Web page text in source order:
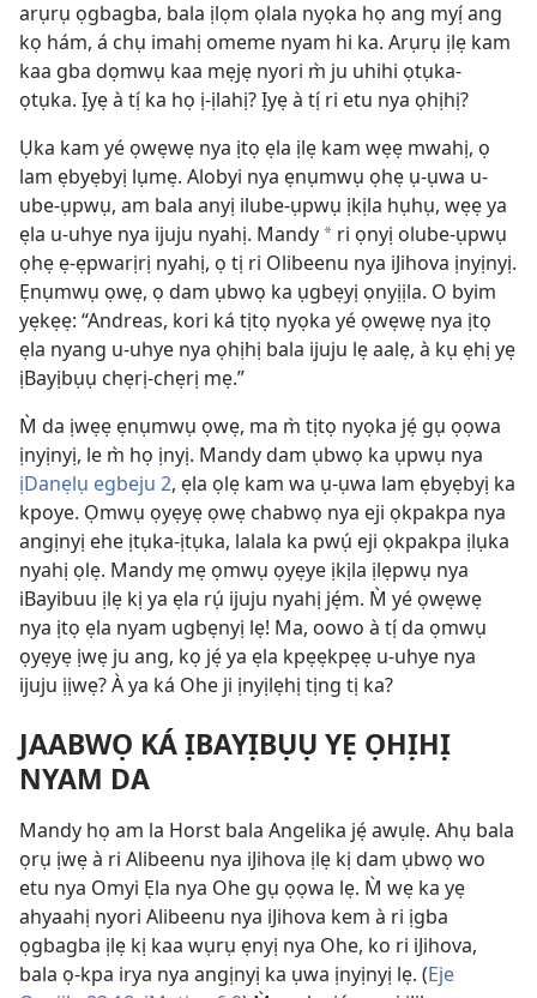
arụrụ ọgbagba, bala ịlọm ọlala nyọka họ ang myị́ ang
kọ hám, á chụ imahị omeme nyam hi ka. Arụrụ ịlẹ kam
kaa gba dọmwụ kaa mẹjẹ nyori m̀ ju uhihi ọtụka-
ọtụka. Ịyẹ à tị́ ka họ ị-ịlahị? Ịyẹ à tị́ ri etu nya ọhịhị?
Ụka kam yé ọwẹwẹ nya ịtọ ẹla ịlẹ kam wẹẹ mwahị, ọ
lam ẹbyẹbyị lụmẹ. Alobyi nya ẹnụmwụ ọhẹ ụ-ụwa u-
ube-ụpwụ, am bala anyị ilube-ụpwụ ịkịla hụhụ, wẹẹ ya
ẹla u-uhye nya ijuju nyahị. Mandy * ri ọnyị olube-ụpwụ
ọhẹ ẹ-ẹpwarịrị nyahị, ọ tị ri Olibeenu nya iJihova ịnyịnyị.
Ẹnụmwụ ọwẹ, ọ dam ụbwọ ka ụgbẹyị ọnyịịla. O byim
yẹkẹẹ: “Andreas, kori ká tịtọ nyọka yé ọwẹwẹ nya ịtọ
ẹla nyang u-uhye nya ọhịhị bala ijuju lẹ aalẹ, à kụ ẹhị yẹ
ịBayịbụụ chẹrị-chẹrị mẹ.”
M̀ da ịwẹẹ ẹnụmwụ ọwẹ, ma m̀ tịtọ nyọka jẹ́ gụ ọọwa
ịnyịnyị, le m̀ họ ịnyị. Mandy dam ụbwọ ka ụpwụ nya
ịDanẹlụ egbeju 2, ẹla ọlẹ kam wa ụ-ụwa lam ẹbyẹbyị ka
kpoye. Ọmwụ ọyẹyẹ ọwẹ chabwọ nya eji ọkpakpa nya
angịnyị ehe ịtụka-ịtụka, lalala ka pwụ́ eji ọkpakpa ịlụka
nyahị ọlẹ. Mandy mẹ ọmwụ ọyẹye ịkịla ịlẹpwụ nya
iBayibuu ịlẹ kị ya ẹla rụ́ ijuju nyahị jẹ́m. M̀ yé ọwẹwẹ
nya ịtọ ẹla nyam ugbẹnyị lẹ! Ma, oowo à tị́ da ọmwụ
ọyẹyẹ ịwẹ ju ang, kọ jẹ́ ya ẹla kpẹẹkpẹẹ u-uhye nya
ijuju ịịwẹ? À ya ká Ohe ji ịnyịlẹhị tịng tị ka?
JAABWỌ KÁ ỊBAYỊBỤỤ YẸ ỌHỊHỊ
NYAM DA
Mandy họ am la Horst bala Angelika jẹ́ awụlẹ. Ahụ bala
ọrụ ịwẹ à ri Alibeenu nya iJihova ịlẹ kị dam ụbwọ wo
etu nya Omyi Ẹla nya Ohe gụ ọọwa lẹ. M̀ wẹ ka yẹ
ahyaahị nyori Alibeenu nya iJihova kem à ri ịgba
ọgbagba ịlẹ kị kaa wụrụ ẹnyị nya Ohe, ko ri iJihova,
bala ọ-kpa irya nya angịnyị ka ụwa ịnyịnyị lẹ. (Eje